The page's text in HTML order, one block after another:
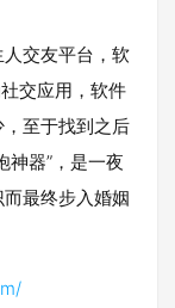
交友平台，软
交应用，软件
至于找到之后
神器”，是一夜
最终步入婚姻